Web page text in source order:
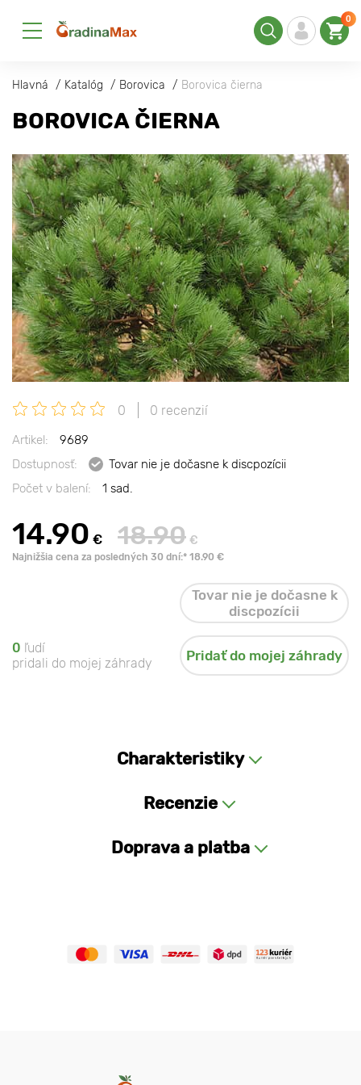
0
Hlavná Katalóg Borovica Borovica čierna
BOROVICA ČIERNA
0 0 recenzií
Artikel:
9689
Dostupnosť:
Tovar nie je dočasne k discpozícii
Počet v balení:
1 sad.
14.90 € 18.90 €
Najnižšia cena za posledných 30 dní:* 18.90 €
Tovar nie je dočasne k
discpozícii
0 ľudí
pridali do mojej záhrady
Pridať do mojej záhrady
Charakteristiky
Recenzie
Doprava a platba